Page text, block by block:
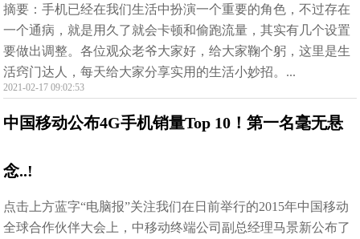
摘要：手机已经在我们生活中扮演一个重要的角色，不过存在
一个通病，就是用久了就会卡顿和偷跑流量，其实有几个设置
要做出调整。各位观众老爷大家好，给大家鞠个躬，这里是生
活窍门达人，每天给大家分享实用的生活小妙招。...
2021-02-17 09:02:53
中国移动公布4G手机销量Top 10！第一名毫无悬
念..!
点击上方蓝字“电脑报”关注我们在日前举行的2015年中国移动
全球合作伙伴大会上，中移动终端公司副总经理马景新公布了